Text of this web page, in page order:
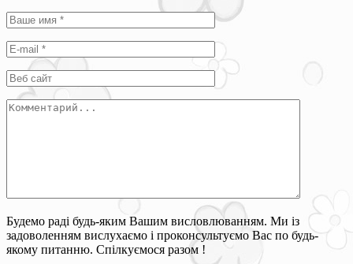
Будемо раді будь-яким Вашим висловлюванням. Ми із
задоволенням вислухаємо і проконсультуємо Вас по будь-
якому питанню. Спілкуємося разом !